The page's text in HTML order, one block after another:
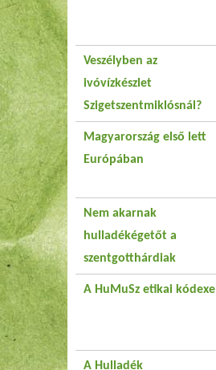
Veszélyben az
ivóvízkészlet
Szigetszentmiklósnál?
Magyarország első lett
Európában
Nem akarnak
hulladékégetőt a
szentgotthárdiak
A HuMuSz etikai kódexe
A Hulladék